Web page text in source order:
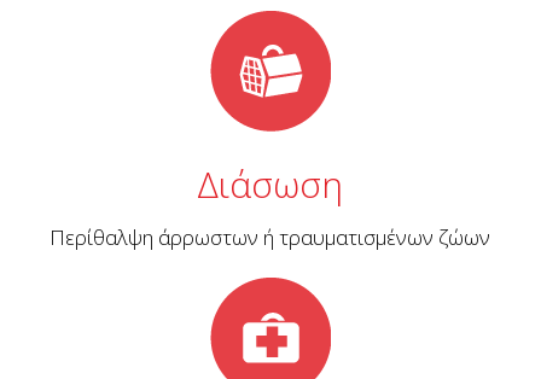
Διάσωση
Περίθαλψη άρρωστων ή τραυματισμένων ζώων